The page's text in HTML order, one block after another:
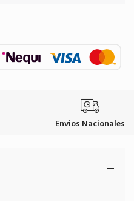
Envios Nacionales